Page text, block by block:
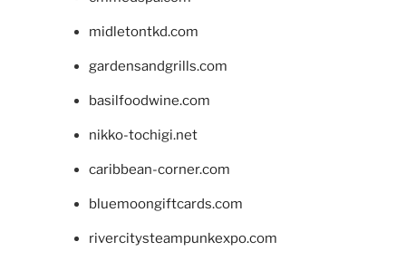
midletontkd.com
gardensandgrills.com
basilfoodwine.com
nikko-tochigi.net
caribbean-corner.com
bluemoongiftcards.com
rivercitysteampunkexpo.com